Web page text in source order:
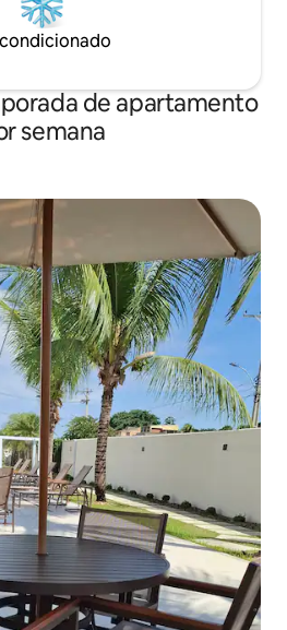
de apartamento
semana